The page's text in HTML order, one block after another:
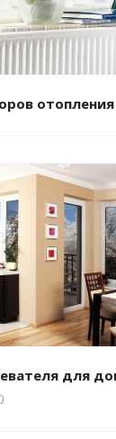
отопления
для